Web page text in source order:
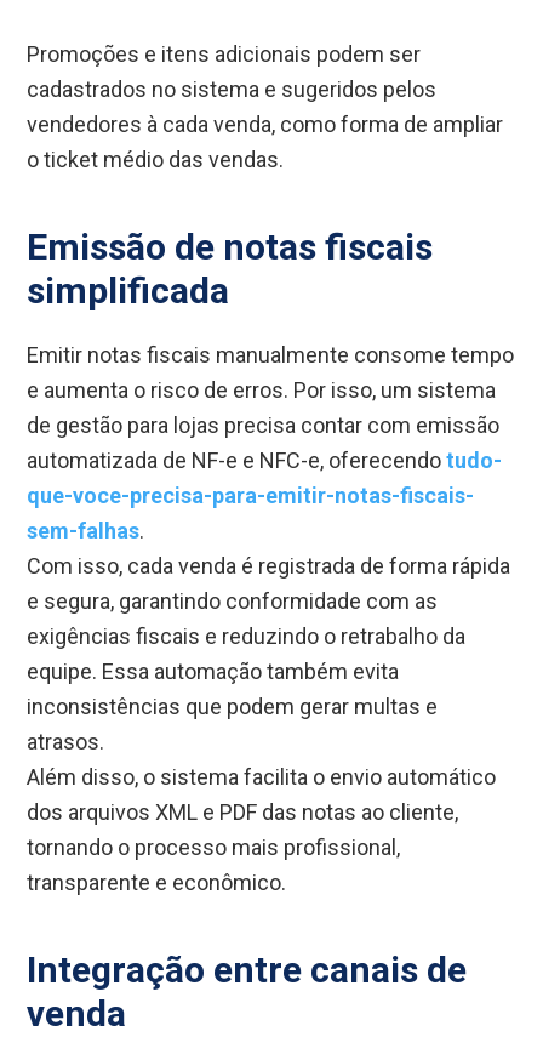
Promoções e itens adicionais podem ser
cadastrados no sistema e sugeridos pelos
vendedores à cada venda, como forma de ampliar
o ticket médio das vendas.
Emissão de notas fiscais
simplificada
Emitir notas fiscais manualmente consome tempo
e aumenta o risco de erros. Por isso, um sistema
de gestão para lojas precisa contar com emissão
automatizada de NF-e e NFC-e, oferecendotudo-
que-voce-precisa-para-emitir-notas-fiscais-
sem-falhas.
Com isso, cada venda é registrada de forma rápida
e segura, garantindo conformidade com as
exigências fiscais e reduzindo o retrabalho da
equipe. Essa automação também evita
inconsistências que podem gerar multas e
atrasos.
Além disso, o sistema facilita o envio automático
dos arquivos XML e PDF das notas ao cliente,
tornando o processo mais profissional,
transparente e econômico.
Integração entre canais de
venda